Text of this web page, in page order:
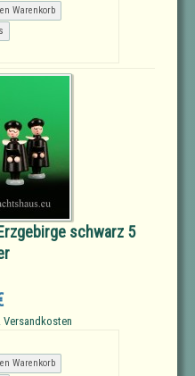
Warenkorb
schwarz 5
Warenkorb